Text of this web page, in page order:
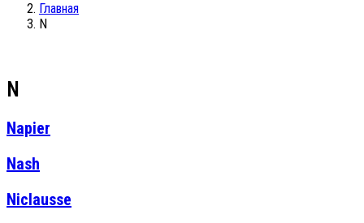
Главная
N
N
Napier
Nash
Niclausse